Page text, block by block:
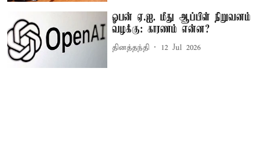
ஓபன் ஏ.ஐ. மீது ஆப்பிள் நிறுவனம்
வழக்கு: காரணம் என்ன?
தினத்தந்தி 12 Jul 2026